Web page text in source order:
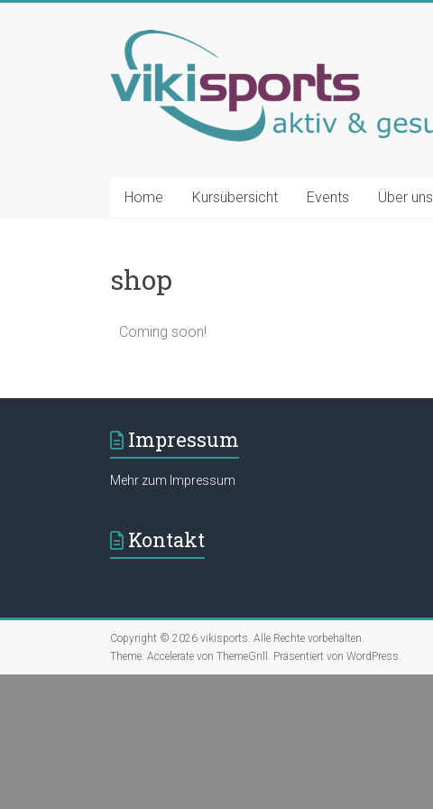
Home Kursübersicht Events Über uns
shop
Coming soon!
Impressum
Mehr zum Impressum
Kontakt
Copyright © 2026 vikisports. Alle Rechte vorbehalten.
Theme: Accelerate von ThemeGrill. Präsentiert von WordPress.